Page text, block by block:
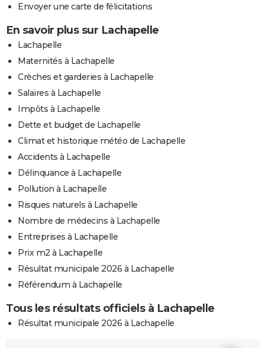
Envoyer une carte de félicitations
En savoir plus sur Lachapelle
Lachapelle
Maternités à Lachapelle
Crèches et garderies à Lachapelle
Salaires à Lachapelle
Impôts à Lachapelle
Dette et budget de Lachapelle
Climat et historique météo de Lachapelle
Accidents à Lachapelle
Délinquance à Lachapelle
Pollution à Lachapelle
Risques naturels à Lachapelle
Nombre de médecins à Lachapelle
Entreprises à Lachapelle
Prix m2 à Lachapelle
Résultat municipale 2026 à Lachapelle
Référendum à Lachapelle
Tous les résultats officiels à Lachapelle
Résultat municipale 2026 à Lachapelle